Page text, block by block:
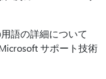
語の詳細について
サポート技術